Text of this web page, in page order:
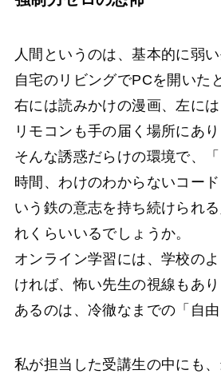
人間というのは、基本的に弱い
自宅のリビングでPCを開いた
右には読みかけの漫画、左に
リモコンも手の届く場所にあり
そんな誘惑だらけの環境で、
時間、わけのわからないコー
いう鉄の意志を持ち続けられ
れくらいいるでしょうか。
オンライン学習には、学校の
ければ、怖い先生の視線もあり
あるのは、冷徹なまでの「自由
私が担当した受講生の中にも